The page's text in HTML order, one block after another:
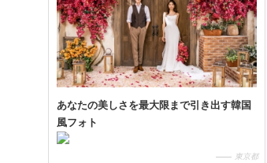
あなたの美しさを最大限まで引き出す韓国
風フォト
東京都